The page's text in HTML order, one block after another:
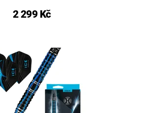
2 299 Kč